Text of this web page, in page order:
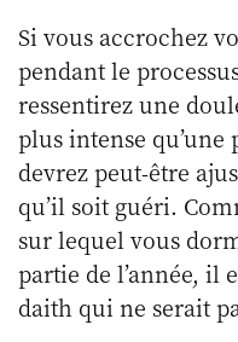
Si vous accrochez
pendant le
ressentirez une
plus intense qu’une
devrez peut-être
qu’il soit guéri.
sur lequel vous
partie de l’année, il
daith qui ne serait